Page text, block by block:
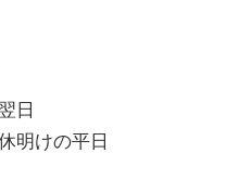
日
明けの平日